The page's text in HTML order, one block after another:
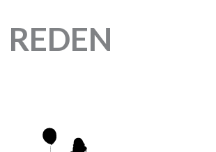
REDEN